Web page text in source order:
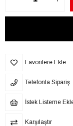
Favorilere Ekle
Telefonla Sipariş
İstek Listeme
Karşılaştır